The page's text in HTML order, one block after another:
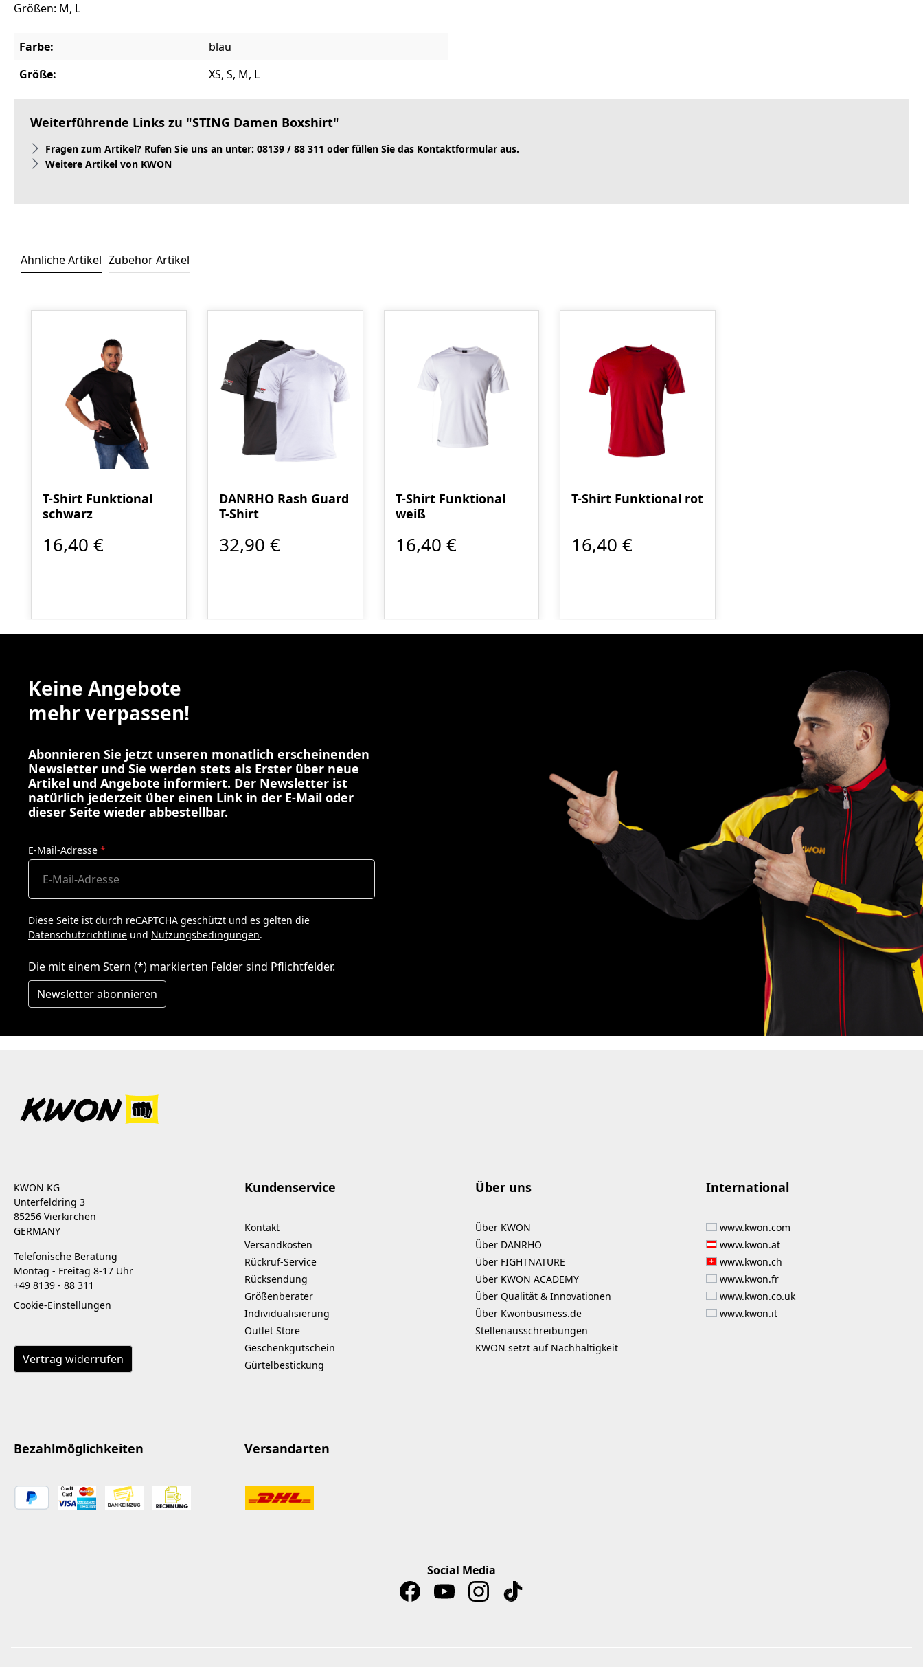
Größen: M, L
Farbe:
blau
Größe:
XS, S, M, L
Weiterführende Links zu "STING Damen Boxshirt"
Fragen zum Artikel? Rufen Sie uns an unter: 08139 / 88 311 oder füllen Sie das Kontaktformular aus.
Weitere Artikel von KWON
Ähnliche Artikel Zubehör Artikel
T-Shirt Funktional
schwarz
16,40 €
DANRHO Rash Guard
T-Shirt
32,90 €
T-Shirt Funktional
weiß
16,40 €
T-Shirt Funktional rot
16,40 €
Keine Angebote
mehr verpassen!
Abonnieren Sie jetzt unseren monatlich erscheinenden
Newsletter und Sie werden stets als Erster über neue
Artikel und Angebote informiert. Der Newsletter ist
natürlich jederzeit über einen Link in der E-Mail oder
dieser Seite wieder abbestellbar.
E-Mail-Adresse *
Diese Seite ist durch reCAPTCHA geschützt und es gelten die
Datenschutzrichtlinie und Nutzungsbedingungen.
Die mit einem Stern (*) markierten Felder sind Pflichtfelder.
Newsletter abonnieren
KWON KG
Unterfeldring 3
85256 Vierkirchen
GERMANY
Telefonische Beratung
Montag - Freitag 8-17 Uhr
+49 8139 - 88 311
Cookie-Einstellungen
Vertrag widerrufen
Kundenservice
Kontakt
Versandkosten
Rückruf-Service
Rücksendung
Größenberater
Individualisierung
Outlet Store
Geschenkgutschein
Gürtelbestickung
Über uns
Über KWON
Über DANRHO
Über FIGHTNATURE
Über KWON ACADEMY
Über Qualität & Innovationen
Über Kwonbusiness.de
Stellenausschreibungen
KWON setzt auf Nachhaltigkeit
International
www.kwon.com
www.kwon.at
www.kwon.ch
www.kwon.fr
www.kwon.co.uk
www.kwon.it
Bezahlmöglichkeiten Versandarten
Social Media